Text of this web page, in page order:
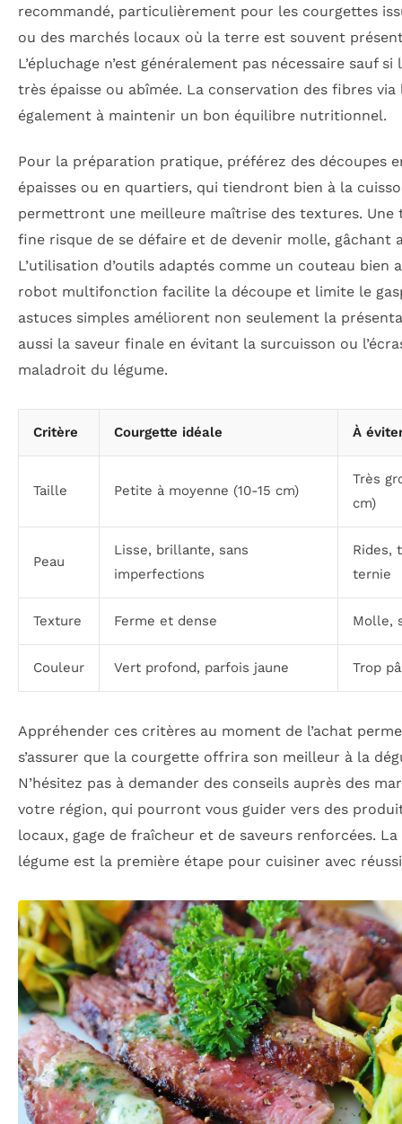
recommandé, particulièrement pour les courgettes
ou des marchés locaux où la terre est souvent
L’épluchage n’est généralement pas nécessaire sauf si
très épaisse ou abîmée. La conservation des fibres via
également à maintenir un bon équilibre nutritionnel.
Pour la préparation pratique, préférez des découpes
épaisses ou en quartiers, qui tiendront bien à la
permettront une meilleure maîtrise des textures. Une
fine risque de se défaire et de devenir molle, gâchant
L’utilisation d’outils adaptés comme un couteau bien
robot multifonction facilite la découpe et limite le
astuces simples améliorent non seulement la
aussi la saveur finale en évitant la surcuisson ou
maladroit du légume.
Critère Courgette idéale À
Taille Petite à moyenne (10-15 cm)
Très
cm)
Peau
Lisse, brillante, sans
imperfections
Rides,
ternie
Texture Ferme et dense Molle,
Couleur Vert profond, parfois jaune Trop
Appréhender ces critères au moment de l’achat
s’assurer que la courgette offrira son meilleur à la
N’hésitez pas à demander des conseils auprès des
votre région, qui pourront vous guider vers des
locaux, gage de fraîcheur et de saveurs renforcées.
légume est la première étape pour cuisiner avec